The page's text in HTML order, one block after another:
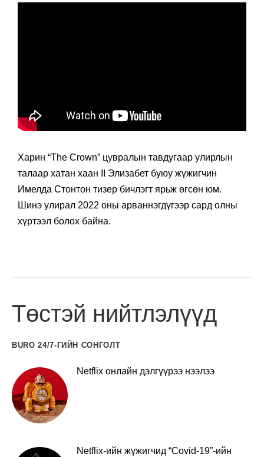
Харин “The Crown” цувралын тавдугаар улирлын
талаар хатан хаан II Элизабет буюу жүжигчин
Имелда Стонтон тизер бичлэгт ярьж өгсөн юм.
Шинэ улирал 2022 оны арваннэгдүгээр сард олны
хүртээл болох байна.
Төстэй нийтлэлүүд
BURO 24/7-ГИЙН СОНГОЛТ
Netflix онлайн дэлгүүрээ нээлээ
Netflix-ийн жүжигчид “Covid-19”-ийн